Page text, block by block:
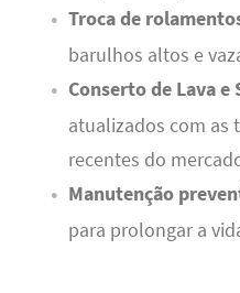
Troca de
barulhos altos e
Conserto de Lava e
atualizados com as
recentes do
Manutenção
para prolongar a